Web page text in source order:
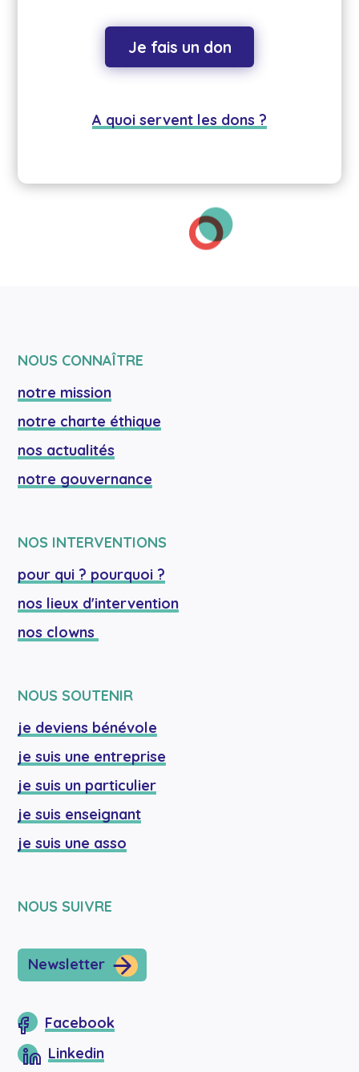
Je fais un don
A quoi servent les dons ?
NOUS CONNAÎTRE
notre mission
notre charte éthique
nos actualités
notre gouvernance
NOS INTERVENTIONS
pour qui ? pourquoi ?
nos lieux d'intervention
nos clowns
NOUS SOUTENIR
je deviens bénévole
je suis une entreprise
je suis un particulier
je suis enseignant
je suis une asso
NOUS SUIVRE
Newsletter
Facebook
Linkedin